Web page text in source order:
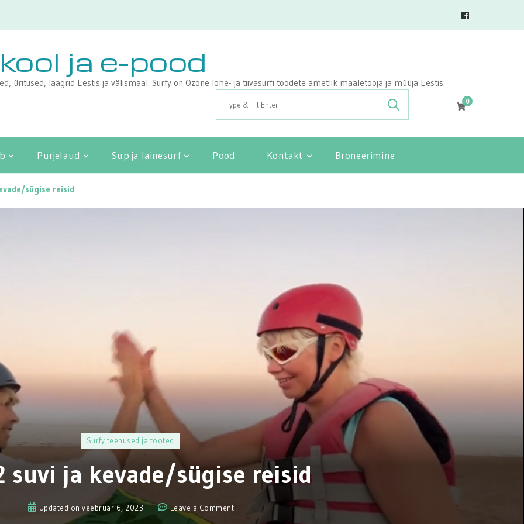
ja e-pood
üritused, laagrid Eestis ja välismaal. Surfy on Ozone lohe- ja tiivasurfi toodete ametlik maaletooja ja müüja Eestis.
for:
0
Purjelaud Sup ja lainesurf Pood Kontakt Broneerimine
sügise reisid
Surfy teenused ja tooted
suvi ja kevade/sügise reisid
Updated on veebruar 6, 2023 Leave a Commenton